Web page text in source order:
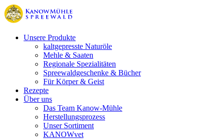
Unsere Produkte
kaltgepresste Naturöle
Mehle & Saaten
Regionale Spezialitäten
Spreewaldgeschenke & Bücher
Für Körper & Geist
Rezepte
Über uns
Das Team Kanow-Mühle
Herstellungsprozess
Unser Sortiment
KANOWvet